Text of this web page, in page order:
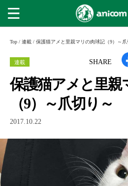
Top / 連載 / 保護猫アメと里親マリの肉球記（9）～爪
SHARE
連載
保護猫アメと里親
（9）～爪切り～
2017.10.22